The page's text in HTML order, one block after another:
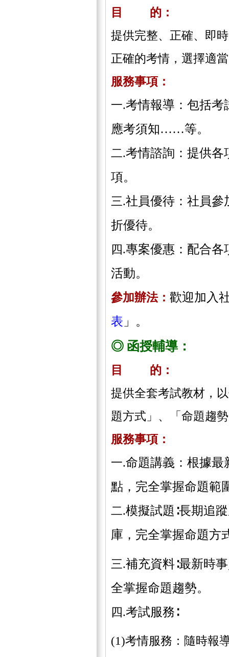
目 的：
提供完整、正確、即
正確的考情，選擇適
服務事項：
一.考情報導：包括考
應考須知……等。
二.考情諮詢：提供各
項。
三.社員優待：社員參
折優待。
四.專案優惠：配合各
活動。
參加辦法： 歡迎加入
表 」。
◎ 函授輔導：
目 的：
提供全套考試教材，
題方式」、「命題趨
服務事項：
一.命題講義：根據最
點，完全掌握命題範
二.模擬試題∶長期追
庫，完全掌握命題方
三.補充資料∶最新時
全掌握命題趨勢。
四.考試服務∶
(1)考情服務：隨時報